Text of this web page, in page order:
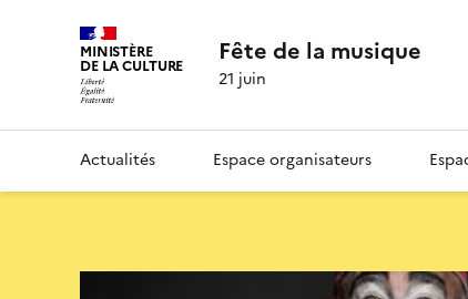
MINISTÈRE
DE LA CULTURE Fête de la musique
21 juin
Actualités Espace organisateurs